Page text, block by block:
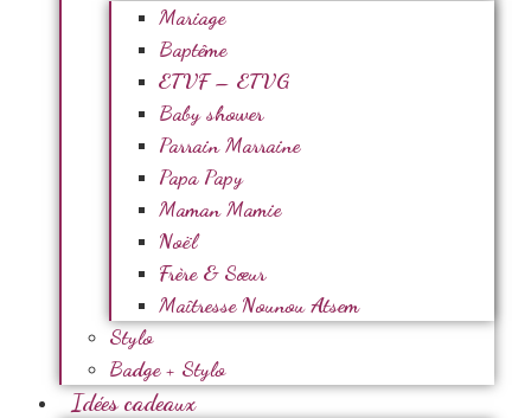
Mariage
Baptême
ETVF – ETVG
Baby shower
Parrain Marraine
Papa Papy
Maman Mamie
Noël
Frère & Sœur
Maîtresse Nounou Atsem
Stylo
Badge + Stylo
Idées cadeaux